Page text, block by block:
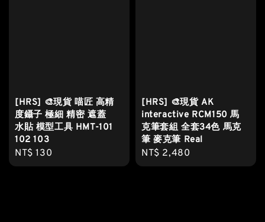
[HRS] 🎨現貨 喵匠 高精
度鑷子 極細 精密 遮蓋
水貼 模型工具 HMT-101
102 103
Regular
price
NT$ 130
[HRS] 🎨現貨 AK
interactive RCM150 馬
克筆套組 全套34色 馬克
筆 麥克筆 Real
Regular
price
NT$ 2,480